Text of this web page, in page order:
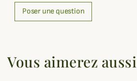
Poser une question
Vous aimerez aussi